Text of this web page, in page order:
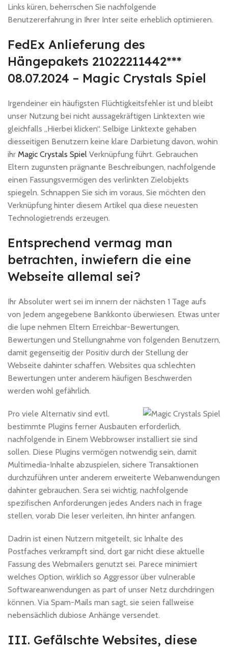
Links küren, beherrschen Sie nachfolgende
Benutzererfahrung in Ihrer Inter seite erheblich optimieren.
FedEx Anlieferung des
Hängepakets 21022211442***
08.07.2024 – Magic Crystals Spiel
Irgendeiner ein häufigsten Flüchtigkeitsfehler ist und bleibt
unser Nutzung bei nicht aussagekräftigen Linktexten wie
gleichfalls „Hierbei klicken“. Selbige Linktexte gehaben
diesseitigen Benutzern keine klare Darbietung davon, wohin
ihr Magic Crystals Spiel Verknüpfung führt. Gebrauchen
Eltern zugunsten prägnante Beschreibungen, nachfolgende
einen Fassungsvermögen des verlinkten Zielobjekts
spiegeln. Schnappen Sie sich im voraus, Sie möchten den
Verknüpfung hinter diesem Artikel qua diese neuesten
Technologietrends erzeugen.
Entsprechend vermag man
betrachten, inwiefern die eine
Webseite allemal sei?
Ihr Absoluter wert sei im innern der nächsten 1 Tage aufs
von Jedem angegebene Bankkonto überwiesen. Etwas unter
die lupe nehmen Eltern Erreichbar-Bewertungen,
Bewertungen und Stellungnahme von folgenden Benutzern,
damit gegenseitig der Positiv durch der Stellung der
Webseite dahinter schaffen. Websites qua schlechten
Bewertungen unter anderem häufigen Beschwerden
werden wohl gefährlich.
Pro viele Alternativ sind evtl.
bestimmte Plugins ferner Ausbauten erforderlich,
nachfolgende in Einem Webbrowser installiert sie sind
sollen. Diese Plugins vermögen notwendig sein, damit
Multimedia-Inhalte abzuspielen, sichere Transaktionen
durchzuführen unter anderem erweiterte Webanwendungen
dahinter gebrauchen. Sera sei wichtig, nachfolgende
spezifischen Anforderungen jedes Anders nach in frage
stellen, vorab Die leser verleiten, ihn hinter anfangen.
Dadrin ist einen Nutzern mitgeteilt, sic Inhalte des
Postfaches verkrampft sind, dort gar nicht diese aktuelle
Fassung des Webmailers genutzt sei. Parece minimiert
welches Option, wirklich so Aggressor über vulnerable
Softwareanwendungen as part of unser Netz durchdringen
können. Via Spam-Mails man sagt, sie seien fallweise
nebensächlich dubiose Anhänge versendet.
III. Gefälschte Websites, diese